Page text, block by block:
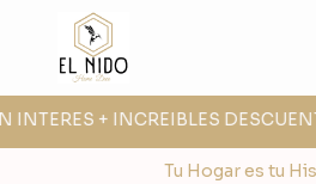
+ INCREIBLES
Tu Hogar es tu